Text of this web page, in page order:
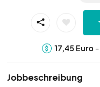
17,45 Euro -
Jobbeschreibung